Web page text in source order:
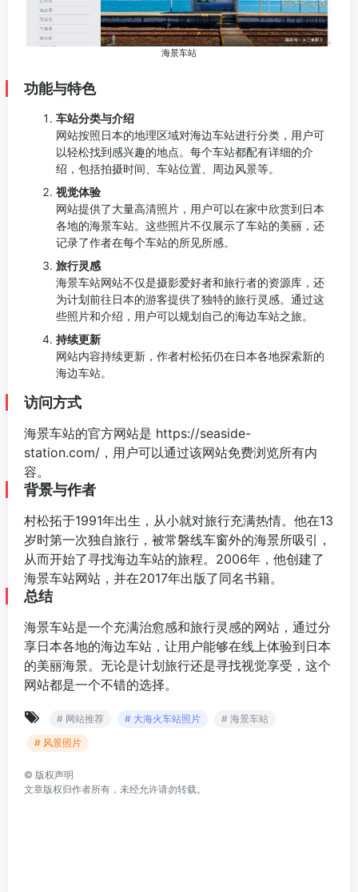
海景车站
功能与特色
车站分类与介绍
网站按照日本的地理区域对海边车站进行分类，用户可
以轻松找到感兴趣的地点。每个车站都配有详细的介
绍，包括拍摄时间、车站位置、周边风景等。
视觉体验
网站提供了大量高清照片，用户可以在家中欣赏到日本
各地的海景车站。这些照片不仅展示了车站的美丽，还
记录了作者在每个车站的所见所感。
旅行灵感
海景车站网站不仅是摄影爱好者和旅行者的资源库，还
为计划前往日本的游客提供了独特的旅行灵感。通过这
些照片和介绍，用户可以规划自己的海边车站之旅。
持续更新
网站内容持续更新，作者村松拓仍在日本各地探索新的
海边车站。
访问方式
海景车站的官方网站是 https://seaside-
station.com/ ，用户可以通过该网站免费浏览所有内
容。
背景与作者
村松拓于1991年出生，从小就对旅行充满热情。他在13
岁时第一次独自旅行，被常磐线车窗外的海景所吸引，
从而开始了寻找海边车站的旅程。2006年，他创建了
海景车站网站，并在2017年出版了同名书籍。
总结
海景车站是一个充满治愈感和旅行灵感的网站，通过分
享日本各地的海边车站，让用户能够在线上体验到日本
的美丽海景。无论是计划旅行还是寻找视觉享受，这个
网站都是一个不错的选择。
# 网站推荐 # 大海火车站照片
# 海景车站
# 风景照片
© 版权声明
文章版权归作者所有，未经允许请勿转载。